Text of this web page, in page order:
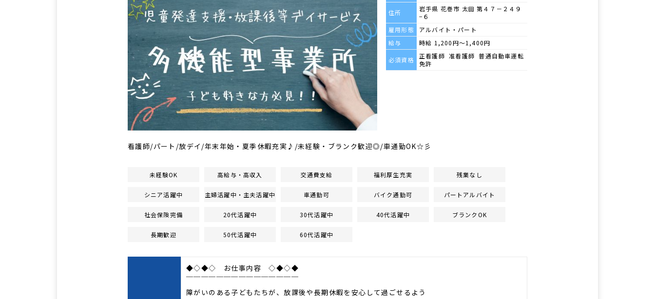
住所
岩手県 花巻市 太田 第４７－２４９
−６
雇用形態
アルバイト・パート
給与
時給 1,200円～1,400円
必須資格
正看護師 准看護師 普通自動車運転
免許
看護師/パート/放デイ/年末年始・夏季休暇充実♪/未経験・ブランク歓迎◎/車通勤OK☆彡
未経験OK 高給与・高収入 交通費支給 福利厚生充実 残業なし
シニア活躍中 主婦活躍中・主夫活躍中 車通勤可 バイク通勤可 パートアルバイト
社会保険完備 20代活躍中 30代活躍中 40代活躍中 ブランクOK
長期歓迎 50代活躍中 60代活躍中
◆◇◆◇ お仕事内容 ◇◆◇◆
￣￣￣￣￣￣￣￣￣￣￣￣￣￣￣
障がいのある子どもたちが、放課後や長期休暇を安心して過ごせるよう